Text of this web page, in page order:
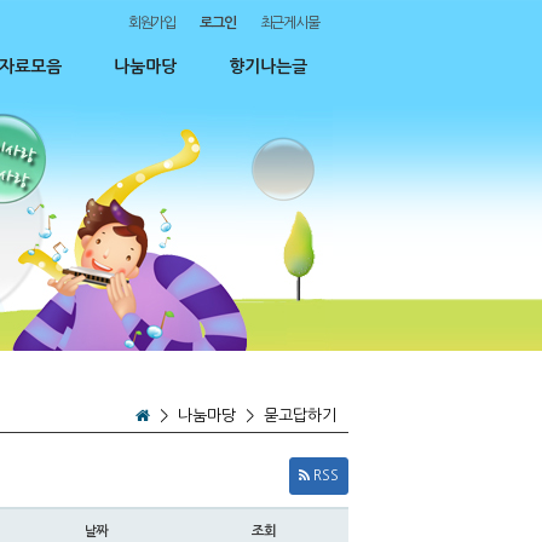
회원가입 로그인 최근게시물
료모음 나눔마당 향기나는글
> 나눔마당> 묻고답하기
RSS
날짜 조회